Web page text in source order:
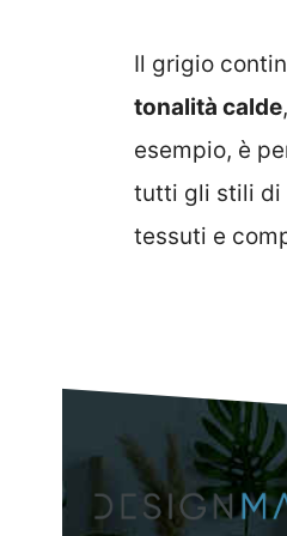
Il grigio
tonalità calde
esempio, è
tutti gli stili di
tessuti e